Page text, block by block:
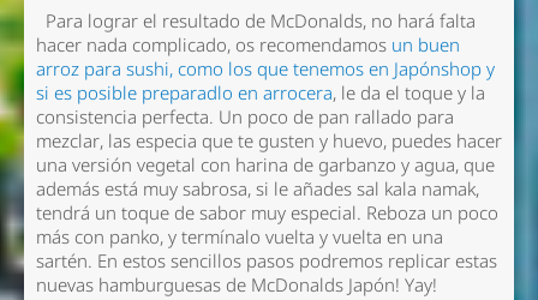
Para lograr el resultado de McDonalds, no hará falta
hacer nada complicado, os recomendamos un buen
arroz para sushi, como los que tenemos en Japónshop y
si es posible preparadlo en arrocera, le da el toque y la
consistencia perfecta. Un poco de pan rallado para
mezclar, las especia que te gusten y huevo, puedes hacer
una versión vegetal con harina de garbanzo y agua, que
además está muy sabrosa, si le añades sal kala namak,
tendrá un toque de sabor muy especial. Reboza un poco
más con panko, y termínalo vuelta y vuelta en una
sartén. En estos sencillos pasos podremos replicar estas
nuevas hamburguesas de McDonalds Japón! Yay!